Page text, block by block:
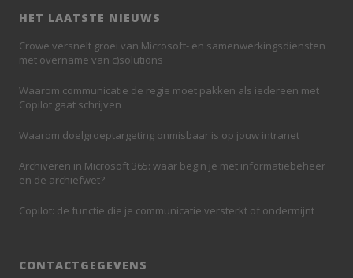
HET LAATSTE NIEUWS
Crowe versnelt groei van Microsoft- en samenwerkingsdiensten
met overname van c)solutions
Waarom communicatie de regie moet pakken als iedereen met
Copilot gaat schrijven
Waarom doelgroeptargeting onmisbaar is op jouw intranet
Archiveren in Microsoft 365: waar begin je met informatiebeheer
en de archiefwet?
Copilot: de functie die je communicatie versterkt of ondermijnt
CONTACTGEGEVENS